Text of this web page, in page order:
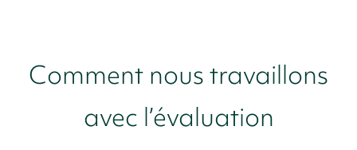
Comment nous travaillons
avec l’évaluation